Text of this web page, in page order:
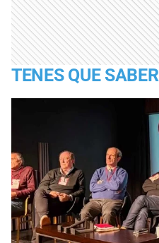
TENES QUE SABER